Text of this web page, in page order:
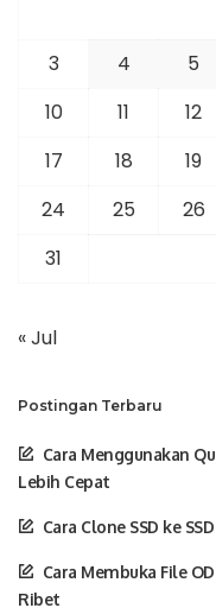
3
4 5
10
11 12
17
18 19
24
25 26
31
« Jul
Postingan Terbaru
Cara Menggunakan
Lebih Cepat
Cara Clone SSD ke
Cara Membuka File
Ribet